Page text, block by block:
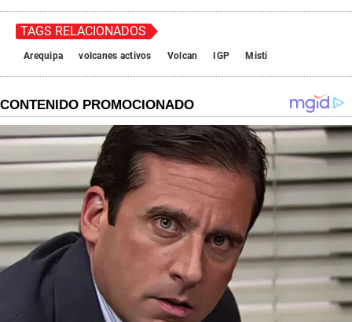
TAGS RELACIONADOS
Arequipa volcanes activos Volcan IGP Misti